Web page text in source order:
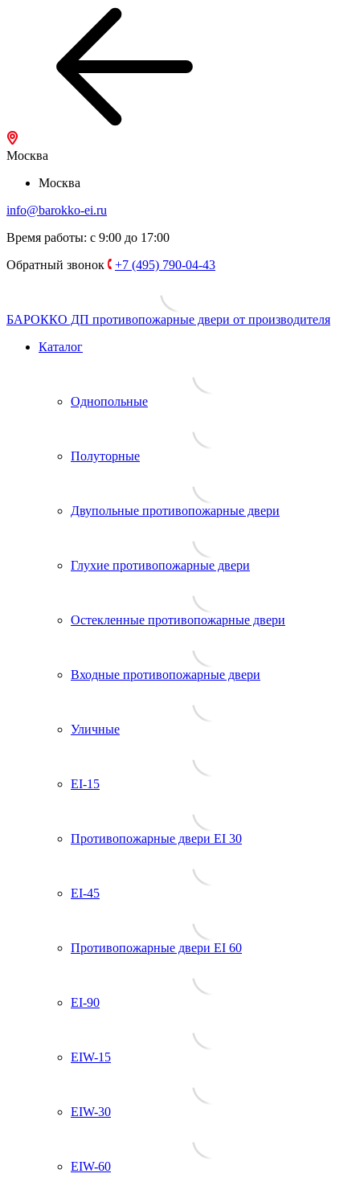
Москва
Москва
info@barokko-ei.ru
Время работы: с 9:00 до 17:00
Обратный звонок
+7 (495) 790-04-43
БАРОККО ДП противопожарные двери от производителя
Каталог
Однопольные
Полуторные
Двупольные противопожарные двери
Глухие противопожарные двери
Остекленные противопожарные двери
Входные противопожарные двери
Уличные
EI-15
Противопожарные двери EI 30
EI-45
Противопожарные двери EI 60
EI-90
EIW-15
EIW-30
EIW-60